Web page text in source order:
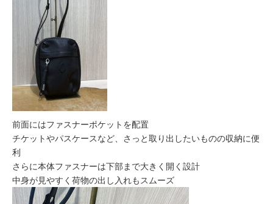
前面にはファスナーポケットを配置
チケットやパスケースなど、さっと取り出したいものの収納に便
利
さらに本体ファスナーは下部まで大きく開く設計
中身が見やすく荷物の出し入れもスムーズ